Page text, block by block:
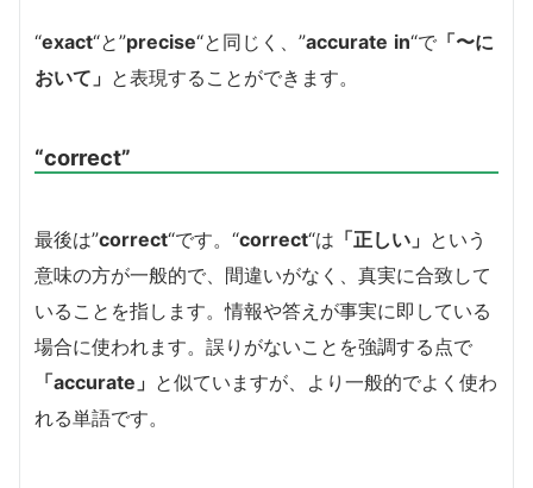
“exact“と”precise“と同じく、”accurate in“で 「〜に
おいて」 と表現することができます。
“correct”
最後は”correct“です。 “correct“は 「正しい」 という
意味の方が一般的で、間違いがなく、真実に合致して
いることを指します。情報や答えが事実に即している
場合に使われます。誤りがないことを強調する点で
「accurate」 と似ていますが、より一般的でよく使わ
れる単語です。